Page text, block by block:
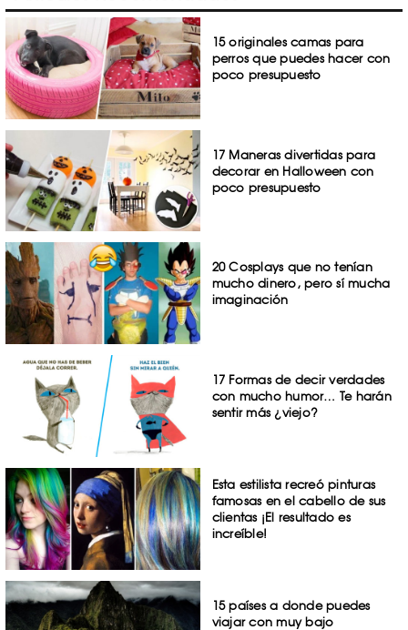
15 originales camas para
perros que puedes hacer con
poco presupuesto
17 Maneras divertidas para
decorar en Halloween con
poco presupuesto
20 Cosplays que no tenían
mucho dinero, pero sí mucha
imaginación
17 Formas de decir verdades
con mucho humor… Te harán
sentir más ¿viejo?
Esta estilista recreó pinturas
famosas en el cabello de sus
clientas ¡El resultado es
increíble!
15 países a donde puedes
viajar con muy bajo